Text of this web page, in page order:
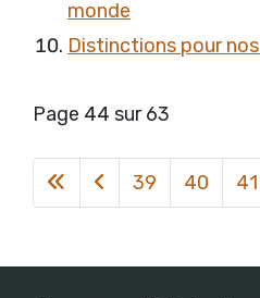
monde
Distinctions pour
Page 44 sur 63
39 40 41